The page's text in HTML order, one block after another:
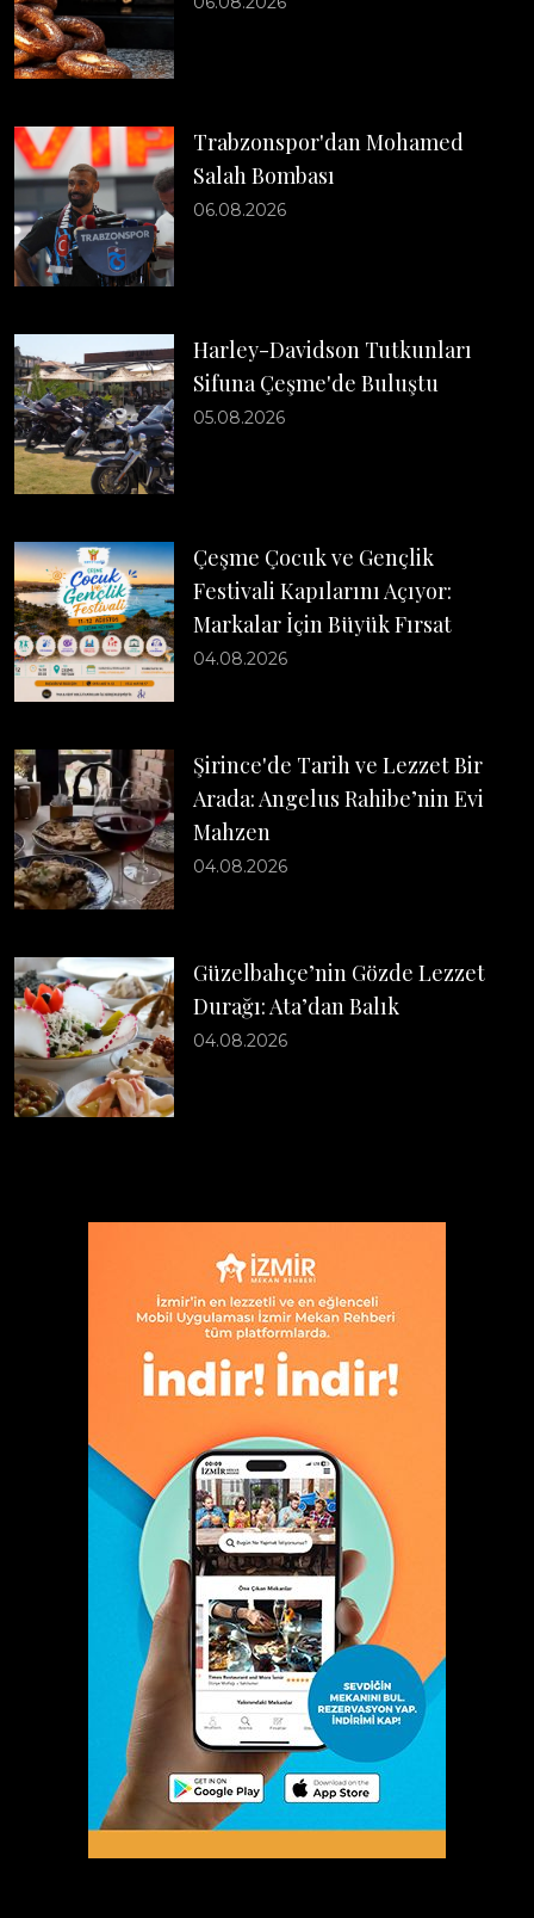
Trabzonspor'dan Mohamed
Salah Bombası
06.08.2026
Harley-Davidson Tutkunları
Sifuna Çeşme'de Buluştu
05.08.2026
Çeşme Çocuk ve Gençlik
Festivali Kapılarını Açıyor:
Markalar İçin Büyük Fırsat
04.08.2026
Şirince'de Tarih ve Lezzet Bir
Arada: Angelus Rahibe’nin Evi
Mahzen
04.08.2026
Güzelbahçe’nin Gözde Lezzet
Durağı: Ata’dan Balık
04.08.2026